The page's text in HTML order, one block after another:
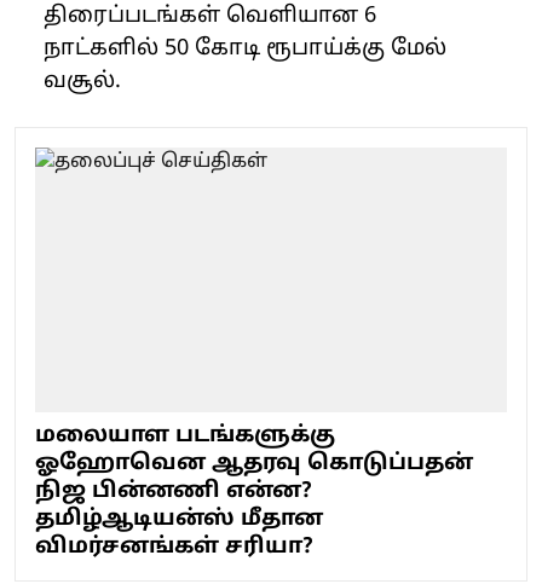
திரைப்படங்கள் வெளியான 6
நாட்களில் 50 கோடி ரூபாய்க்கு மேல்
வசூல்.
மலையாள படங்களுக்கு
ஓஹோவென ஆதரவு கொடுப்பதன்
நிஜ பின்னணி என்ன?
தமிழ்ஆடியன்ஸ் மீதான
விமர்சனங்கள் சரியா?